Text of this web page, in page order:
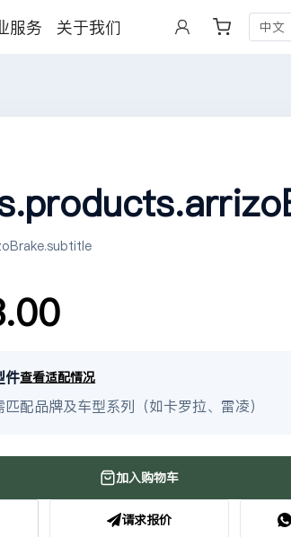
服务 关于我们 中文
件查看适配情况
配品牌及车型系列（如卡罗拉、雷凌）
加入购物车
请求报价